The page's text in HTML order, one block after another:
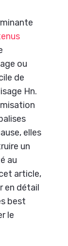
ou
de
Hn.
elles
un
au
article,
en détail
best
le